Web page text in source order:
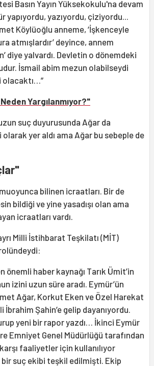
Basın Yayın Yüksekokulu'na devam
yapıyordu, yazıyordu, çiziyordu...
Köylüoğlu anneme, ‘İşkenceyle
atmışlardır’ deyince, annem
diye yalvardı. Devletin o dönemdeki
İsmail abim mezun olabilseydi
olacaktı…”
Yargılanmıyor?"
suç duyurusunda Ağar da
yer aldı ama Ağar bu sebeple de
bilinen icraatları. Bir de
bildiği ve yine yasadışı olan ama
icraatları vardı.
Milli İstihbarat Teşkilatı (MİT)
önemli haber kaynağı Tarık Ümit’in
izini uzun süre aradı. Eymür’ün
Ağar, Korkut Eken ve Özel Harekat
İbrahim Şahin’e gelip dayanıyordu.
yeni bir rapor yazdı… İkinci Eymür
Emniyet Genel Müdürlüğü tarafından
faaliyetler için kullanılıyor
suç ekibi teşkil edilmişti. Ekip